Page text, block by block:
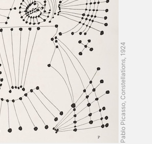
Pablo Picasso, Constellations, 1924